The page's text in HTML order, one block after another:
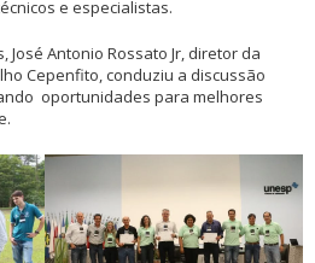
e especialistas.
Antonio Rossato Jr, diretor da
Cepenfito, conduziu a discussão
oportunidades para melhores